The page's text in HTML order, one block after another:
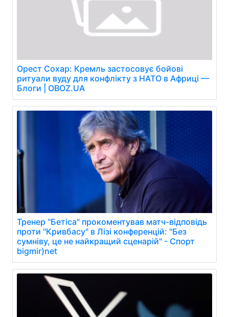
Орест Сохар: Кремль застосовує бойові
ритуали вуду для конфлікту з НАТО в Африці —
Блоги | OBOZ.UA
Тренер "Бетіса" прокоментував матч-відповідь
проти "Кривбасу" в Лізі конференцій: "Без
сумніву, це не найкращий сценарій" - Спорт
bigmir)net